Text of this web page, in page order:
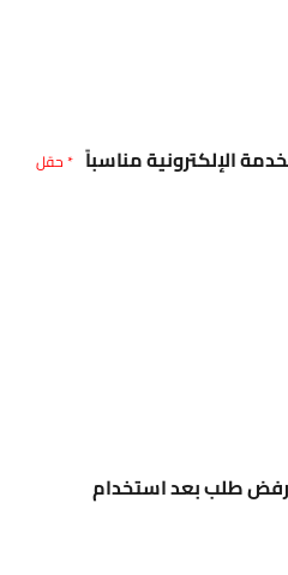
الإلكترونية مناسباً * حقل
طلب بعد استخدام